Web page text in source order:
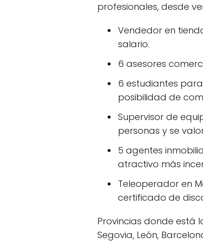
profesionales, desde
Vendedor en
salario.
6 asesores
6 estudiantes
posibilidad de
Supervisor de
personas y se
5 agentes
atractivo más
Teleoperador en
certificado de
Provincias donde está
Segovia, León,